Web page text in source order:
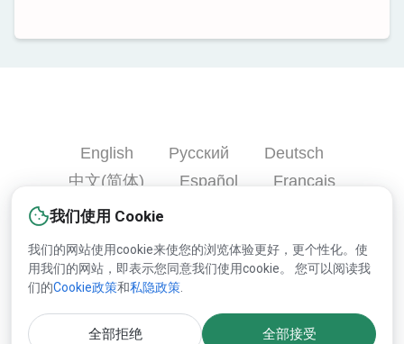
我们使用 Cookie
我们的网站使用cookie来使您的浏览体验更好，更个性化。使
用我们的网站，即表示您同意我们使用cookie。 您可以阅读我
们的Cookie政策和私隐政策
全部拒绝 全部接受
English Русский
Deutsch
中文(简体)
Español
Français
Português
हिन्दी
版权© 2000-2025 Lesprom Network 并保留所有权力.